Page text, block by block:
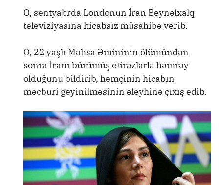
O, sentyabrda Londonun İran Beynəlxalq
televiziyasına hicabsız müsahibə verib.
O, 22 yaşlı Məhsa Əmininin ölümündən
sonra İranı bürümüş etirazlarla həmrəy
olduğunu bildirib, həmçinin hicabın
məcburi geyinilməsinin əleyhinə çıxış edib.